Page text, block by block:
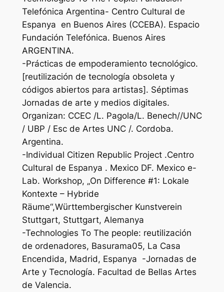
Telefónica Argentina- Centro Cultural de
Espanya en Buenos Aires (CCEBA). Espacio
Fundación Telefónica. Buenos Aires
ARGENTINA.
-Prácticas de empoderamiento tecnológico.
[reutilización de tecnología obsoleta y
códigos abiertos para artistas]. Séptimas
Jornadas de arte y medios digitales.
Organizan: CCEC /L. Pagola/L. Benech//UNC
/ UBP / Esc de Artes UNC /. Cordoba.
Argentina.
-Individual Citizen Republic Project .Centro
Cultural de Espanya . Mexico DF. Mexico e-
Lab. Workshop, „On Difference #1: Lokale
Kontexte – Hybride
Räume“,Württembergischer Kunstverein
Stuttgart, Stuttgart, Alemanya
-Technologies To The people: reutilización
de ordenadores, Basurama05, La Casa
Encendida, Madrid, Espanya -Jornadas de
Arte y Tecnología. Facultad de Bellas Artes
de Valencia.